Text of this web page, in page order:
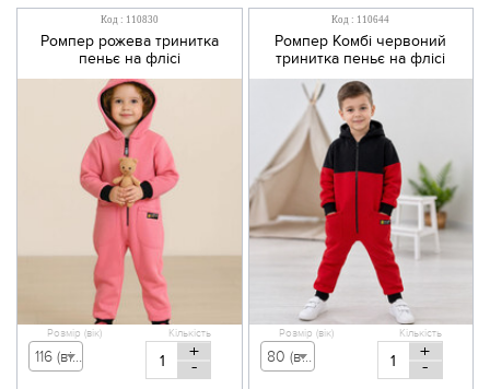
Код : 110830
Ромпер рожева тринитка
пеньє на флісі
Розмір (вік)
116 (вік 5-6 р) - 800,00 грн
Кількість
+
-
Код : 110644
Ромпер Комбі червоний
тринитка пеньє на флісі
Розмір (вік)
80 (вік 9-12 міс) - 555,00 грн
Кількість
+
-